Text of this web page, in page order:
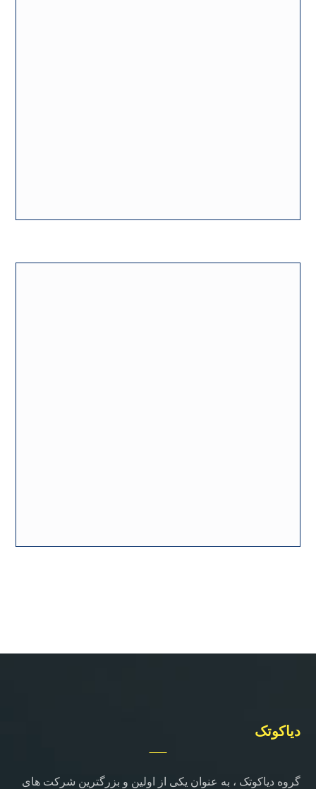
دیاکوتک
گروه دیاکوتک ، به عنوان یکی از اولین و بزرگترین شرکت های